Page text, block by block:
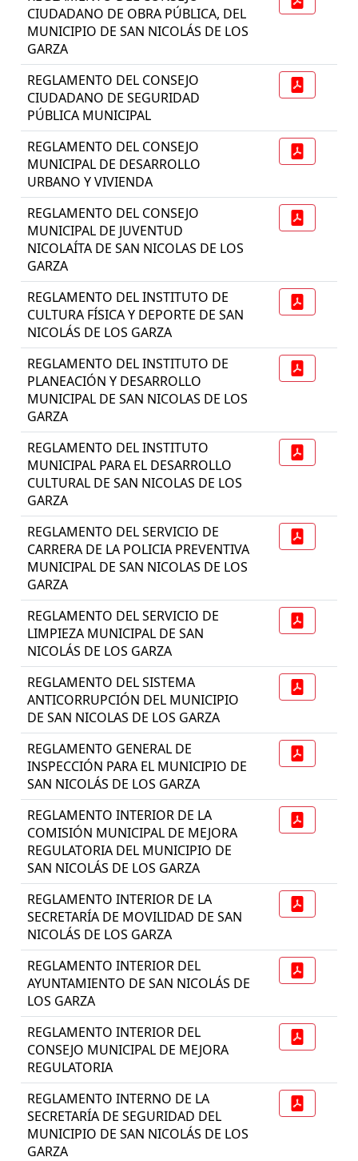
CIUDADANO DE OBRA PÚBLICA, DEL
MUNICIPIO DE SAN NICOLÁS DE LOS
GARZA
REGLAMENTO DEL CONSEJO
CIUDADANO DE SEGURIDAD
PÚBLICA MUNICIPAL
REGLAMENTO DEL CONSEJO
MUNICIPAL DE DESARROLLO
URBANO Y VIVIENDA
REGLAMENTO DEL CONSEJO
MUNICIPAL DE JUVENTUD
NICOLAÍTA DE SAN NICOLAS DE LOS
GARZA
REGLAMENTO DEL INSTITUTO DE
CULTURA FÍSICA Y DEPORTE DE SAN
NICOLÁS DE LOS GARZA
REGLAMENTO DEL INSTITUTO DE
PLANEACIÓN Y DESARROLLO
MUNICIPAL DE SAN NICOLAS DE LOS
GARZA
REGLAMENTO DEL INSTITUTO
MUNICIPAL PARA EL DESARROLLO
CULTURAL DE SAN NICOLAS DE LOS
GARZA
REGLAMENTO DEL SERVICIO DE
CARRERA DE LA POLICIA PREVENTIVA
MUNICIPAL DE SAN NICOLAS DE LOS
GARZA
REGLAMENTO DEL SERVICIO DE
LIMPIEZA MUNICIPAL DE SAN
NICOLÁS DE LOS GARZA
REGLAMENTO DEL SISTEMA
ANTICORRUPCIÓN DEL MUNICIPIO
DE SAN NICOLAS DE LOS GARZA
REGLAMENTO GENERAL DE
INSPECCIÓN PARA EL MUNICIPIO DE
SAN NICOLÁS DE LOS GARZA
REGLAMENTO INTERIOR DE LA
COMISIÓN MUNICIPAL DE MEJORA
REGULATORIA DEL MUNICIPIO DE
SAN NICOLÁS DE LOS GARZA
REGLAMENTO INTERIOR DE LA
SECRETARÍA DE MOVILIDAD DE SAN
NICOLÁS DE LOS GARZA
REGLAMENTO INTERIOR DEL
AYUNTAMIENTO DE SAN NICOLÁS DE
LOS GARZA
REGLAMENTO INTERIOR DEL
CONSEJO MUNICIPAL DE MEJORA
REGULATORIA
REGLAMENTO INTERNO DE LA
SECRETARÍA DE SEGURIDAD DEL
MUNICIPIO DE SAN NICOLÁS DE LOS
GARZA